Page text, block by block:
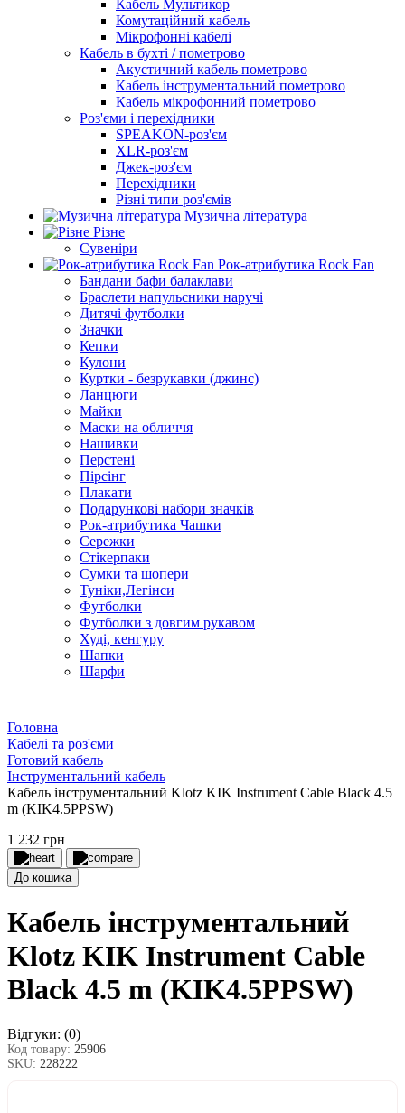
Кабель Мультикор
Комутаційний кабель
Мікрофонні кабелі
Кабель в бухті / пометрово
Акустичний кабель пометрово
Кабель інструментальний пометрово
Кабель мікрофонний пометрово
Роз'єми і перехідники
SPEAKON-роз'єм
XLR-роз'єм
Джек-роз'єм
Перехідники
Різні типи роз'ємів
Музична література
Різне
Сувеніри
Рок-атрибутика Rock Fan
Бандани бафи балаклави
Браслети напульсники наручі
Дитячі футболки
Значки
Кепки
Кулони
Куртки - безрукавки (джинс)
Ланцюги
Майки
Маски на обличчя
Нашивки
Перстені
Пірсінг
Плакати
Подарункові набори значків
Рок-атрибутика Чашки
Сережки
Стікерпаки
Сумки та шопери
Туніки,Легінси
Футболки
Футболки з довгим рукавом
Худі, кенгуру
Шапки
Шарфи
Головна
Кабелі та роз'єми
Готовий кабель
Інструментальний кабель
Кабель інструментальний Klotz KIK Instrument Cable Black 4.5
m (KIK4.5PPSW)
1 232 грн
До кошика
Кабель інструментальний
Klotz KIK Instrument Cable
Black 4.5 m (KIK4.5PPSW)
Відгуки: (0)
Код товару: 25906
SKU: 228222